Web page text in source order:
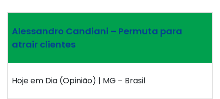
Alessandro Candiani – Permuta para
atrair clientes
Hoje em Dia (Opinião) | MG – Brasil